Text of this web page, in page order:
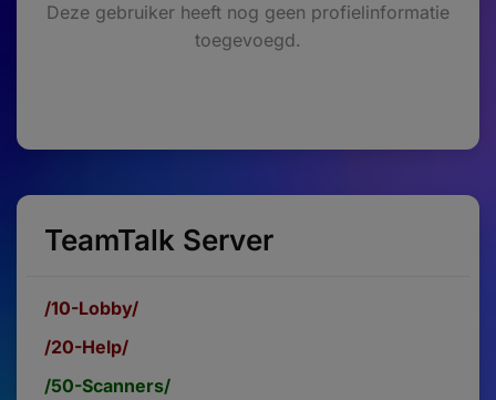
Deze gebruiker heeft nog geen profielinformatie
toegevoegd.
TeamTalk Server
/10-Lobby/
/20-Help/
/50-Scanners/